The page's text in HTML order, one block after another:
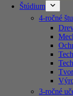
Štúdium
4-ročné
3-ročné